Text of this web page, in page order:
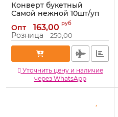
Конверт букетный
Самой нежной 10шт/уп
Артикул: 9670622
Опт 163,00 руб
Розница 250,00
Уточнить цену и наличие
через WhatsApp